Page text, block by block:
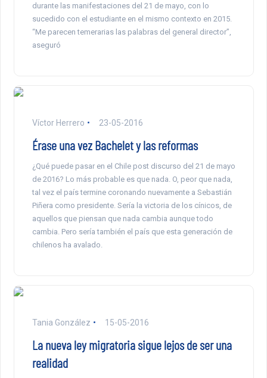
durante las manifestaciones del 21 de mayo, con lo
sucedido con el estudiante en el mismo contexto en 2015.
“Me parecen temerarias las palabras del general director”,
aseguró
Víctor Herrero 23-05-2016
Érase una vez Bachelet y las reformas
¿Qué puede pasar en el Chile post discurso del 21 de mayo
de 2016? Lo más probable es que nada. O, peor que nada,
tal vez el país termine coronando nuevamente a Sebastián
Piñera como presidente. Sería la victoria de los cínicos, de
aquellos que piensan que nada cambia aunque todo
cambia. Pero sería también el país que esta generación de
chilenos ha avalado.
Tania González 15-05-2016
La nueva ley migratoria sigue lejos de ser una
realidad